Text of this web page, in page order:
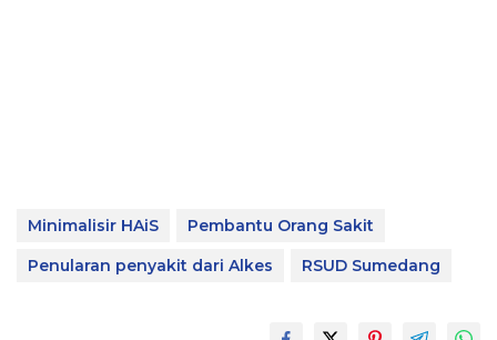
Minimalisir HAiS
Pembantu Orang Sakit
Penularan penyakit dari Alkes
RSUD Sumedang